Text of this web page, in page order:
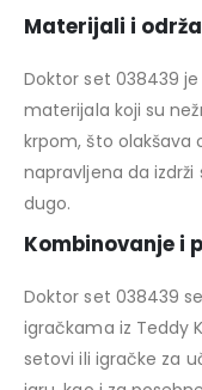
Materijali i
Doktor set 038439
materijala koji su
krpom, što olakšava
napravljena da
dugo.
Kombinovanje i
Doktor set 038439
igračkama iz Teddy
setovi ili igračke za